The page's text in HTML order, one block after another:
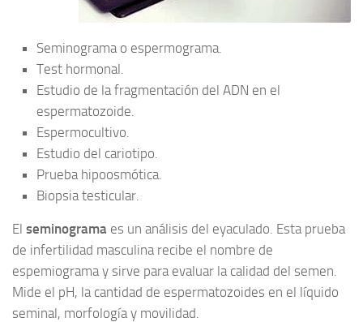
Seminograma o espermograma.
Test hormonal.
Estudio de la fragmentación del ADN en el
espermatozoide.
Espermocultivo.
Estudio del cariotipo.
Prueba hipoosmótica.
Biopsia testicular.
El seminograma es un análisis del eyaculado. Esta prueba
de infertilidad masculina recibe el nombre de
espemiograma y sirve para evaluar la calidad del semen.
Mide el pH, la cantidad de espermatozoides en el líquido
seminal, morfología y movilidad.